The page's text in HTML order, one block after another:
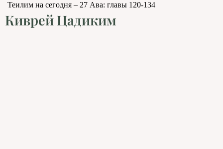
Теилим на сегодня – 27 Ава: главы 120-134
Киврей Цадиким